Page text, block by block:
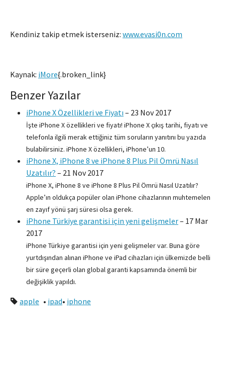
Kendiniz takip etmek isterseniz: www.evasi0n.com
Kaynak: iMore{.broken_link}
Benzer Yazılar
iPhone X Özellikleri ve Fiyatı – 23 Nov 2017
İşte iPhone X özellikleri ve fiyatı! iPhone X çıkış tarihi, fiyatı ve
telefonla ilgili merak ettiğiniz tüm soruların yanıtını bu yazıda
bulabilirsiniz. iPhone X özellikleri, iPhone’un 10.
iPhone X, iPhone 8 ve iPhone 8 Plus Pil Ömrü Nasıl
Uzatılır? – 21 Nov 2017
iPhone X, iPhone 8 ve iPhone 8 Plus Pil Ömrü Nasıl Uzatılır?
Apple’ın oldukça popüler olan iPhone cihazlarının muhtemelen
en zayıf yönü şarj süresi olsa gerek.
iPhone Türkiye garantisi için yeni gelişmeler– 17 Mar
2017
iPhone Türkiye garantisi için yeni gelişmeler var. Buna göre
yurtdışından alınan iPhone ve iPad cihazları için ülkemizde belli
bir süre geçerli olan global garanti kapsamında önemli bir
değişiklik yapıldı.
apple • ipad• iphone